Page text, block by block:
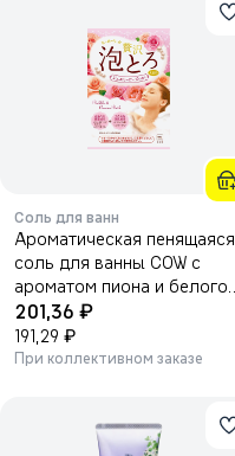
Соль для ванн
Ароматическая пенящаяся
соль для ванны COW с
ароматом пиона и белого
мускуса, 30г
201,36 ₽
191,29 ₽
При коллективном заказе